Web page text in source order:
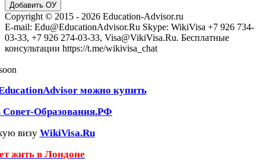
Добавить ОУ
Copyright © 2015 - 2026 Education-Advisor.ru
E-mail: Edu@EducationAdvisor.Ru Skype: WikiVisa +7 926 734-
03-33, +7 926 274-03-33, Visa@VikiVisa.Ru. Бесплатные
консультации https://t.me/wikivisa_chat
можно купить
Совет-Образования.РФ
визу WikiVisa.Ru
жить в Лондоне